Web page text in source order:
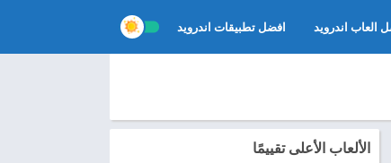
العاب اندرويد افضل تطبيقات اندرويد
الألعاب الأعلى تقييمًا